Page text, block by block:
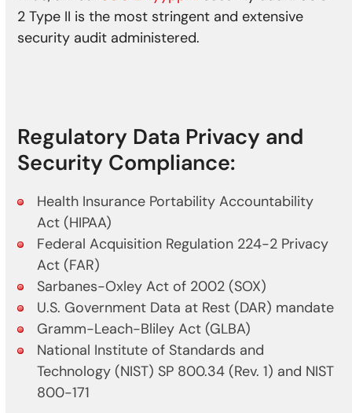
2 Type II is the most stringent and extensive
security audit administered.
Regulatory Data Privacy and
Security Compliance:
Health Insurance Portability Accountability
Act (HIPAA)
Federal Acquisition Regulation 224-2 Privacy
Act (FAR)
Sarbanes-Oxley Act of 2002 (SOX)
U.S. Government Data at Rest (DAR) mandate
Gramm-Leach-Bliley Act (GLBA)
National Institute of Standards and
Technology (NIST) SP 800.34 (Rev. 1) and NIST
800-171